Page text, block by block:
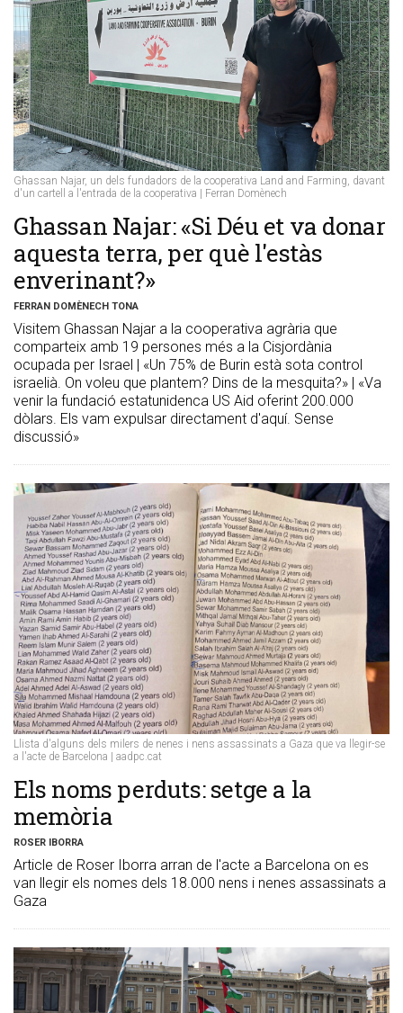
Ghassan Najar, un dels fundadors de la cooperativa Land and Farming, davant
d'un cartell a l'entrada de la cooperativa | Ferran Domènech
​Ghassan Najar: «Si Déu et va donar
aquesta terra, per què l'estàs
enverinant?»
FERRAN DOMÈNECH TONA
Visitem Ghassan Najar a la cooperativa agrària que
comparteix amb 19 persones més a la Cisjordània
ocupada per Israel | «Un 75% de Burin està sota control
israelià. On voleu que plantem? Dins de la mesquita?» | «Va
venir la fundació estatunidenca US Aid oferint 200.000
dòlars. Els vam expulsar directament d'aquí. Sense
discussió»
Llista d'alguns dels milers de nenes i nens assassinats a Gaza que va llegir-se
a l'acte de Barcelona | aadpc.cat
Els noms perduts: setge a la
memòria
ROSER IBORRA
Article de Roser Iborra arran de l'acte a Barcelona on es
van llegir els nomes dels 18.000 nens i nenes assassinats a
Gaza